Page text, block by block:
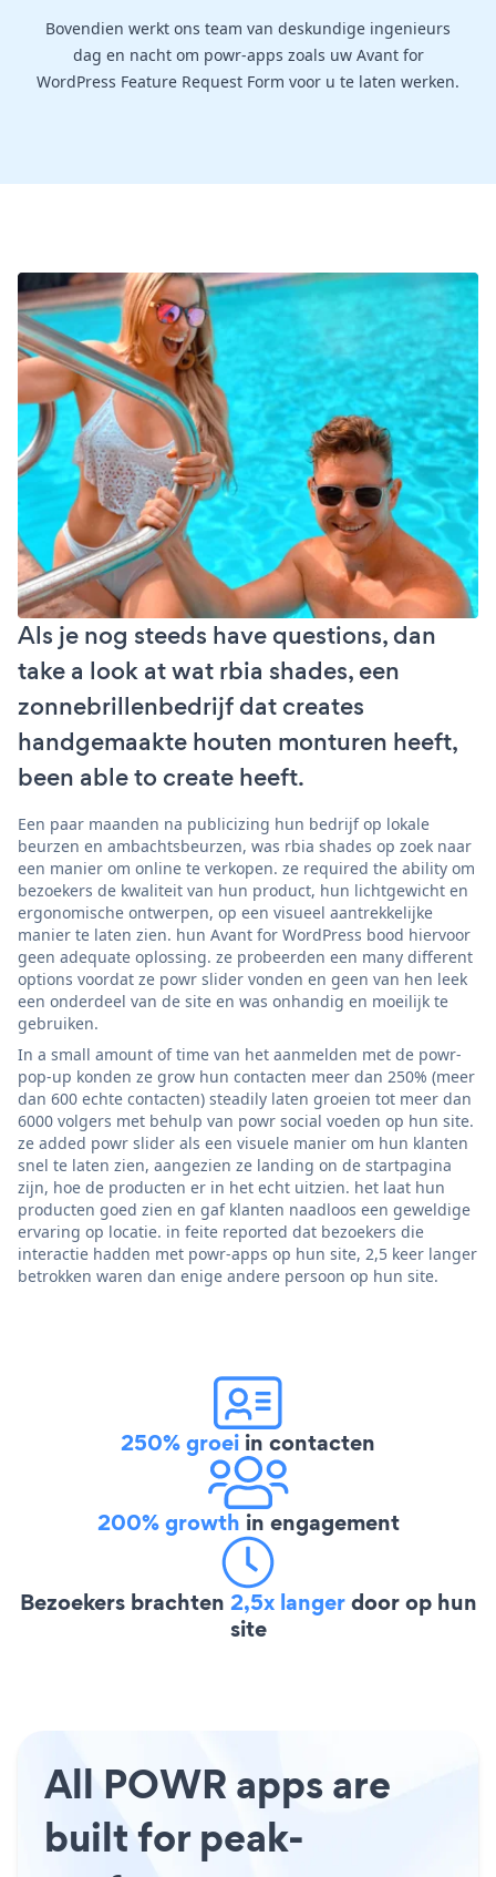
Bovendien werkt ons team van deskundige ingenieurs
dag en nacht om powr-apps zoals uw Avant for
WordPress Feature Request Form voor u te laten werken.
Als je nog steeds have questions, dan
take a look at wat rbia shades, een
zonnebrillenbedrijf dat creates
handgemaakte houten monturen heeft,
been able to create heeft.
Een paar maanden na publicizing hun bedrijf op lokale
beurzen en ambachtsbeurzen, was rbia shades op zoek naar
een manier om online te verkopen. ze required the ability om
bezoekers de kwaliteit van hun product, hun lichtgewicht en
ergonomische ontwerpen, op een visueel aantrekkelijke
manier te laten zien. hun Avant for WordPress bood hiervoor
geen adequate oplossing. ze probeerden een many different
options voordat ze powr slider vonden en geen van hen leek
een onderdeel van de site en was onhandig en moeilijk te
gebruiken.
In a small amount of time van het aanmelden met de powr-
pop-up konden ze grow hun contacten meer dan 250% (meer
dan 600 echte contacten) steadily laten groeien tot meer dan
6000 volgers met behulp van powr social voeden op hun site.
ze added powr slider als een visuele manier om hun klanten
snel te laten zien, aangezien ze landing on de startpagina
zijn, hoe de producten er in het echt uitzien. het laat hun
producten goed zien en gaf klanten naadloos een geweldige
ervaring op locatie. in feite reported dat bezoekers die
interactie hadden met powr-apps op hun site, 2,5 keer langer
betrokken waren dan enige andere persoon op hun site.
250% groei in contacten
200% growth in engagement
Bezoekers brachten 2,5x langerdoor op hun
site
All POWR apps are
built for peak-